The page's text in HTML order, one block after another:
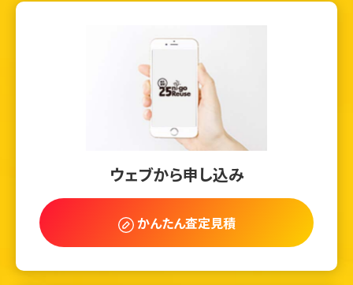
ウェブから申し込み
かんたん査定見積